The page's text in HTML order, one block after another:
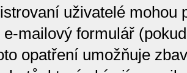
uživatelé mohou
e-mailový formulář
opatření umožňuje